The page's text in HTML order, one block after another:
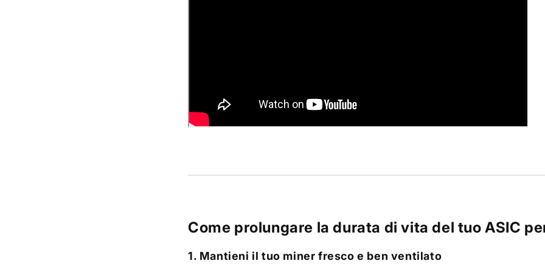
Come prolungare la durata di vita del tuo ASIC
1. Mantieni il tuo miner fresco e ben ventilato